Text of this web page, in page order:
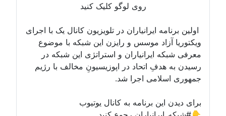
روی لوگو کلیک کنید
ایرانیاران در تلویزیون کانال یک با اجرای
موسس و رایزن این شبکه با موضوع
و استراتژی این شبکه در
اتحاد در اپوزیسیونِ مخالف با رژیم
اجرا شد.
برنامه به کانال یوتیوب